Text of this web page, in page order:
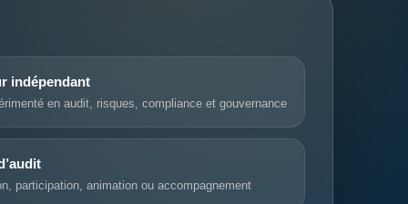
indépendant
en audit, risques, compliance et gouvernance
participation, animation ou accompagnement